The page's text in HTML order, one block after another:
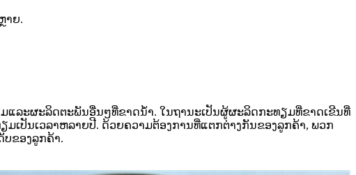
າຍ.
ແລະຜະລິດຕະພັນອື່ນໆທີ່ຂາດນໍ້າ. ໃນຖານະເປັນຜູ້ຜະລິດກະທຽມທີ່ຂາດເຂີນທີ່
ເປັນເວລາຫລາຍປີ. ດ້ວຍຄວາມຕ້ອງການທີ່ແຕກຕ່າງກັນຂອງລູກຄ້າ, ພວກ
ຂອງລູກຄ້າ.